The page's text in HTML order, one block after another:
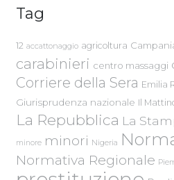
Tag
12 accattonaggio agricoltura
carabinieri centro massaggi
Corriere della Sera Emilia
Giurisprudenza nazionale Il
La Repubblica La
minore minori Nigeria
Normativa Regionale